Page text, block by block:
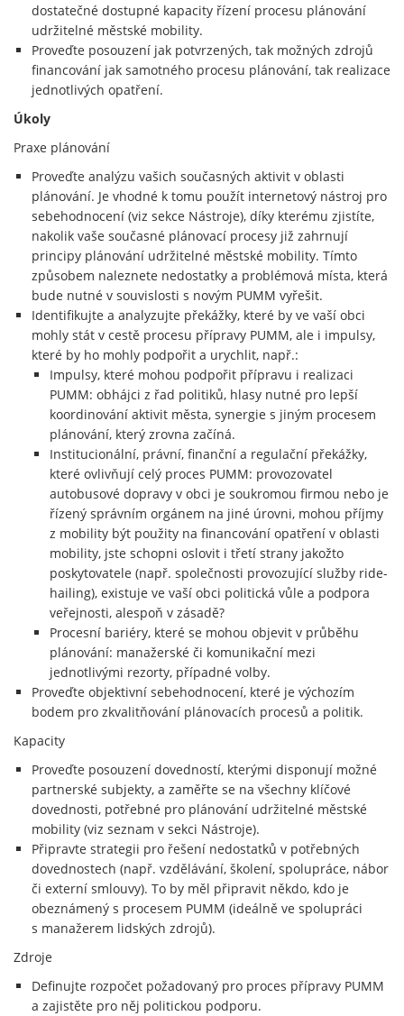
dostatečné dostupné kapacity řízení procesu plánování
udržitelné městské mobility.
Proveďte posouzení jak potvrzených, tak možných zdrojů
financování jak samotného procesu plánování, tak realizace
jednotlivých opatření.
Úkoly
Praxe plánování
Proveďte analýzu vašich současných aktivit v oblasti
plánování. Je vhodné k tomu použít internetový nástroj pro
sebehodnocení (viz sekce Nástroje), díky kterému zjistíte,
nakolik vaše současné plánovací procesy již zahrnují
principy plánování udržitelné městské mobility. Tímto
způsobem naleznete nedostatky a problémová místa, která
bude nutné v souvislosti s novým PUMM vyřešit.
Identifikujte a analyzujte překážky, které by ve vaší obci
mohly stát v cestě procesu přípravy PUMM, ale i impulsy,
které by ho mohly podpořit a urychlit, např.:
Impulsy, které mohou podpořit přípravu i realizaci
PUMM: obhájci z řad politiků, hlasy nutné pro lepší
koordinování aktivit města, synergie s jiným procesem
plánování, který zrovna začíná.
Institucionální, právní, finanční a regulační překážky,
které ovlivňují celý proces PUMM: provozovatel
autobusové dopravy v obci je soukromou firmou nebo je
řízený správním orgánem na jiné úrovni, mohou příjmy
z mobility být použity na financování opatření v oblasti
mobility, jste schopni oslovit i třetí strany jakožto
poskytovatele (např. společnosti provozující služby ride-
hailing), existuje ve vaší obci politická vůle a podpora
veřejnosti, alespoň v zásadě?
Procesní bariéry, které se mohou objevit v průběhu
plánování: manažerské či komunikační mezi
jednotlivými rezorty, případné volby.
Proveďte objektivní sebehodnocení, které je výchozím
bodem pro zkvalitňování plánovacích procesů a politik.
Kapacity
Proveďte posouzení dovedností, kterými disponují možné
partnerské subjekty, a zaměřte se na všechny klíčové
dovednosti, potřebné pro plánování udržitelné městské
mobility (viz seznam v sekci Nástroje).
Připravte strategii pro řešení nedostatků v potřebných
dovednostech (např. vzdělávání, školení, spolupráce, nábor
či externí smlouvy). To by měl připravit někdo, kdo je
obeznámený s procesem PUMM (ideálně ve spolupráci
s manažerem lidských zdrojů).
Zdroje
Definujte rozpočet požadovaný pro proces přípravy PUMM
a zajistěte pro něj politickou podporu.